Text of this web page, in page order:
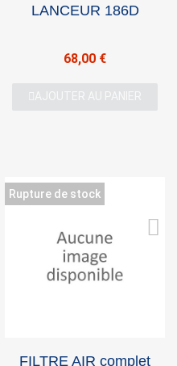
LANCEUR 186D
68,00 €
AJOUTER AU PANIER
Rupture de stock
FILTRE AIR complet